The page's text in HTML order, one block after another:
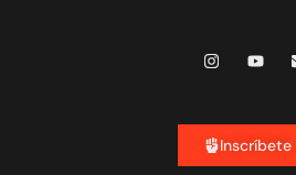
Inscríbete